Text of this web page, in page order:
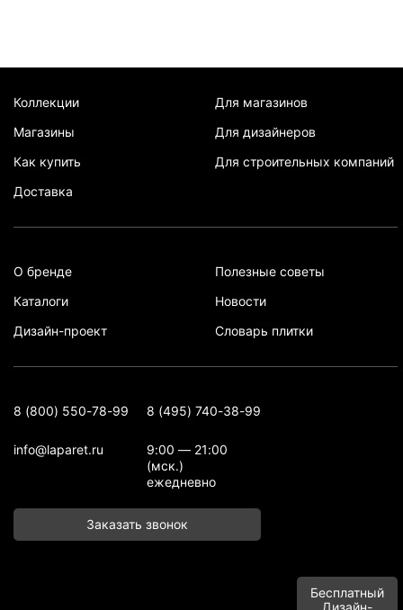
Коллекции
Магазины
Как купить
Доставка
Для магазинов
Для дизайнеров
Для строительных компаний
О бренде
Каталоги
Дизайн-проект
Полезные советы
Новости
Словарь плитки
8 (800) 550-78-99 8 (495) 740-38-99
info@laparet.ru
9:00 — 21:00
(мск.)
ежедневно
Заказать звонок
Бесплатный
Дизайн-